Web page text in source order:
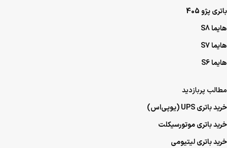
باتری پژو 405
هایما S8
هایما S7
هایما S6
مطالب پربازدید
خرید باتری UPS (یو‌پی‌اس)
خرید باتری موتورسیکلت
خرید باتری لیتیومی